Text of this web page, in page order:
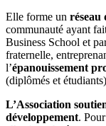
Elle forme un réseau
communauté ayant
Business School et
fraternelle,
l’épanouissement
(diplômés et
L’Association
développement.